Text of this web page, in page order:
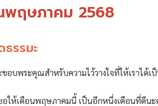
พฤษภาคม 2568
รรมะ
บพระคุณสำหรับความไว้วางใจที่ให้เราได้เ
อให้เดือนพฤษภาคมนี้ เป็นอีกหนึ่งเดือนที่ดีนะ